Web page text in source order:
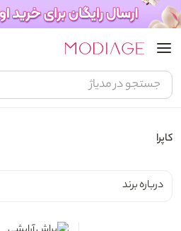
کاپرا
درباره برند